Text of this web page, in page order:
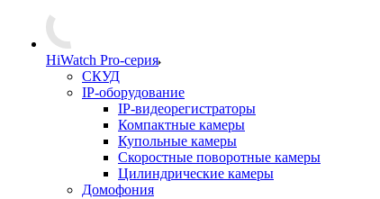
HiWatch Pro-серия
CКУД
IP-оборудование
IP-видеорегистраторы
Компактные камеры
Купольные камеры
Скоростные поворотные камеры
Цилиндрические камеры
Домофония